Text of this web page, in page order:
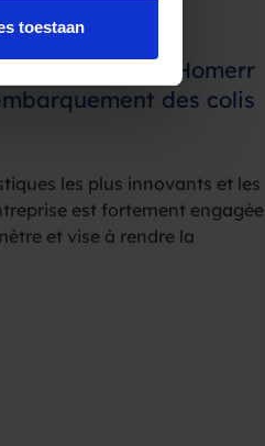
toestaan
colis durable Homerr
des colis
les plus innovants et les
est fortement engagée
et vise à rendre la